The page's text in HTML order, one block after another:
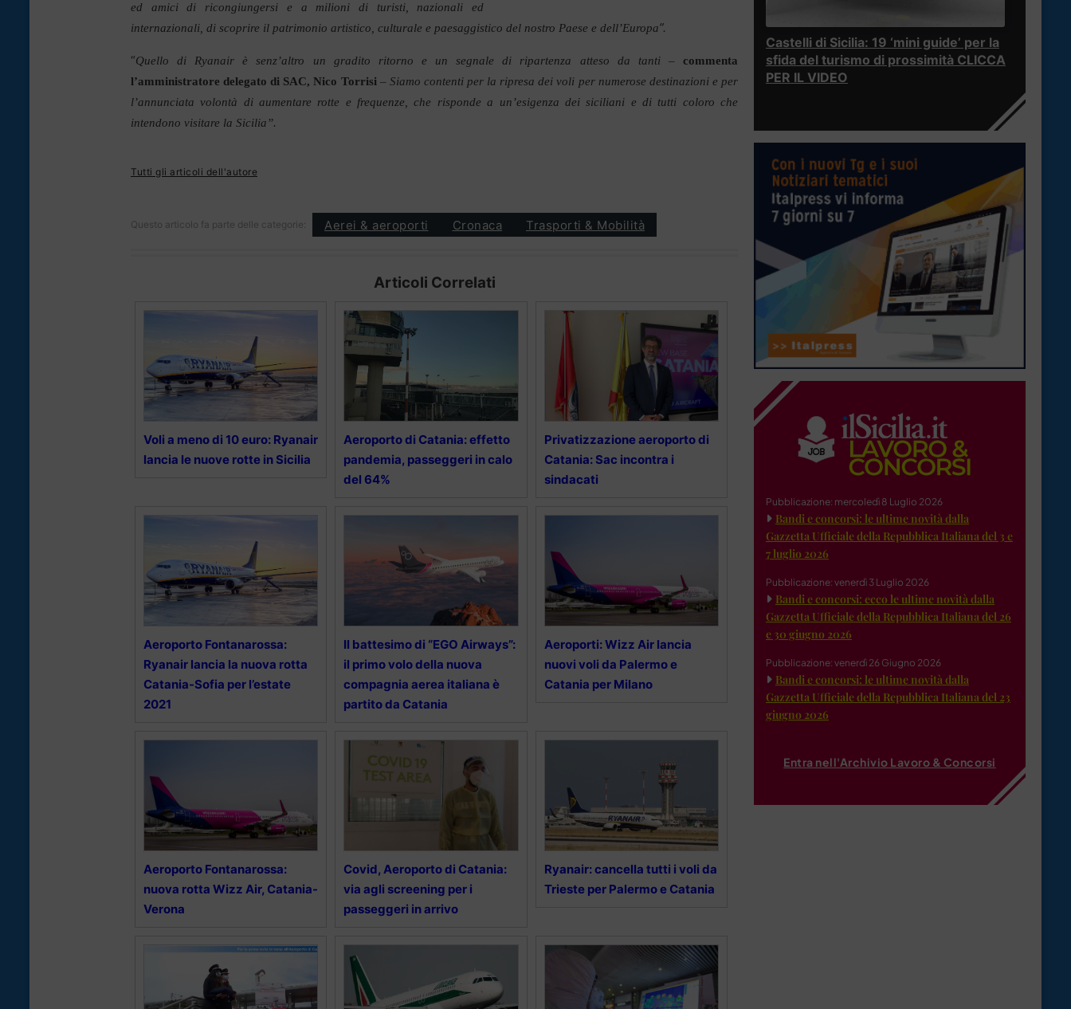
ed amici di ricongiungersi e a milioni di turisti, nazionali ed
internazionali, di scoprire il patrimonio artistico, culturale e paesaggistico del nostro Paese e dell’Europa”.
“Quello di Ryanair è senz’altro un gradito ritorno e un segnale di ripartenza atteso da tanti–commenta
l’amministratore delegato di SAC, Nico Torrisi – Siamo contenti per la ripresa dei voli per numerose destinazioni e per
l’annunciata volontà di aumentare rotte e frequenze, che risponde a un’esigenza dei siciliani e di tutti coloro che
intendono visitare la Sicilia”.
Tutti gli articoli dell'autore
Questo articolo fa parte delle categorie: Aerei & aeroporti Cronaca Trasporti & Mobilità
Articoli Correlati
Voli a meno di 10 euro: Ryanair
lancia le nuove rotte in Sicilia
Aeroporto di Catania: effetto
pandemia, passeggeri in calo
del 64%
Privatizzazione aeroporto di
Catania: Sac incontra i
sindacati
Aeroporto Fontanarossa:
Ryanair lancia la nuova rotta
Catania-Sofia per l’estate
2021
Il battesimo di “EGO Airways”:
il primo volo della nuova
compagnia aerea italiana è
partito da Catania
Aeroporti: Wizz Air lancia
nuovi voli da Palermo e
Catania per Milano
Aeroporto Fontanarossa:
nuova rotta Wizz Air, Catania-
Verona
Covid, Aeroporto di Catania:
via agli screening per i
passeggeri in arrivo
Ryanair: cancella tutti i voli da
Trieste per Palermo e Catania
Castelli di Sicilia: 19 ‘mini guide’ per la
sfida del turismo di prossimità CLICCA
PER IL VIDEO
Pubblicazione: mercoledì 8 Luglio 2026
Bandi e concorsi: le ultime novità dalla
Gazzetta Ufficiale della Repubblica Italiana del 3 e
7 luglio 2026
Pubblicazione: venerdì 3 Luglio 2026
Bandi e concorsi: ecco le ultime novità dalla
Gazzetta Ufficiale della Repubblica Italiana del 26
e 30 giugno 2026
Pubblicazione: venerdì 26 Giugno 2026
Bandi e concorsi: le ultime novità dalla
Gazzetta Ufficiale della Repubblica Italiana del 23
giugno 2026
Entra nell'Archivio Lavoro & Concorsi